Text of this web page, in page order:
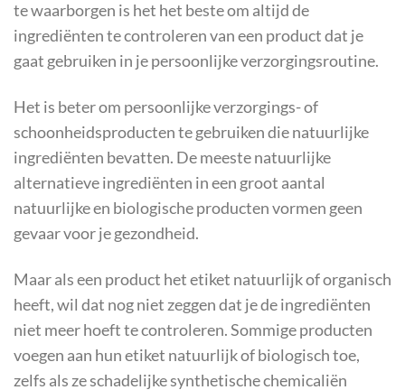
te waarborgen is het het beste om altijd de
ingrediënten te controleren van een product dat je
gaat gebruiken in je persoonlijke verzorgingsroutine.
Het is beter om persoonlijke verzorgings- of
schoonheidsproducten te gebruiken die natuurlijke
ingrediënten bevatten. De meeste natuurlijke
alternatieve ingrediënten in een groot aantal
natuurlijke en biologische producten vormen geen
gevaar voor je gezondheid.
Maar als een product het etiket natuurlijk of organisch
heeft, wil dat nog niet zeggen dat je de ingrediënten
niet meer hoeft te controleren. Sommige producten
voegen aan hun etiket natuurlijk of biologisch toe,
zelfs als ze schadelijke synthetische chemicaliën